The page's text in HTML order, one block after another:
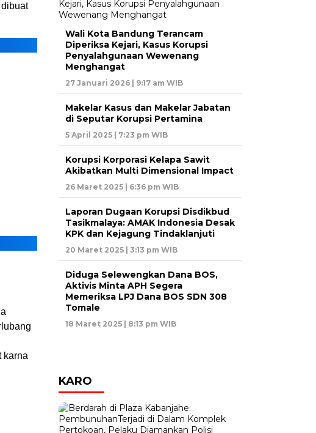
karna
Wali Kota Bandung Terancam
Diperiksa Kejari, Kasus Korupsi
Penyalahgunaan Wewenang
Menghangat
27 Januari 2026 | 9:17 am WIB
Makelar Kasus dan Makelar Jabatan
di Seputar Korupsi Pertamina
5 April 2025 | 7:23 pm WIB
Korupsi Korporasi Kelapa Sawit
Akibatkan Multi Dimensional Impact
26 Maret 2025 | 6:36 pm WIB
Laporan Dugaan Korupsi Disdikbud
Tasikmalaya: AMAK Indonesia Desak
KPK dan Kejagung Tindaklanjuti
20 Maret 2025 | 3:13 pm WIB
Diduga Selewengkan Dana BOS,
Aktivis Minta APH Segera
Memeriksa LPJ Dana BOS SDN 308
Tomale
18 Maret 2025 | 8:13 pm WIB
KARO